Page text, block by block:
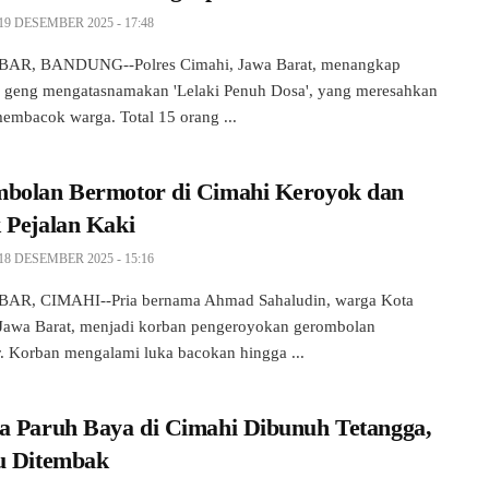
DESEMBER 2025 - 17:48
BANDUNG--Polres Cimahi, Jawa Barat, menangkap
mengatasnamakan 'Lelaki Penuh Dosa', yang meresahkan
warga. Total 15 orang ...
Bermotor di Cimahi Keroyok dan
Pejalan Kaki
DESEMBER 2025 - 15:16
CIMAHI--Pria bernama Ahmad Sahaludin, warga Kota
Barat, menjadi korban pengeroyokan gerombolan
Korban mengalami luka bacokan hingga ...
Paruh Baya di Cimahi Dibunuh Tetangga,
Ditembak